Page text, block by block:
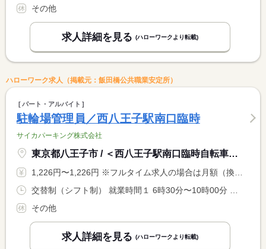
その他
求人詳細を見る (ハローワークより転載)
ハローワーク求人（掲載元：飯田橋公共職業安定所）
パート・アルバイト
駐輪場管理員／西八王子駅南口臨時
サイカパーキング株式会社
東京都八王子市 / ＜西八王子駅南口臨時自転車駐車場＞
1,226円〜1,226円 ※フルタイム求人の場合は月額（換算額）、パート求人の場合は時間額を表示しています。
その他
求人詳細を見る (ハローワークより転載)